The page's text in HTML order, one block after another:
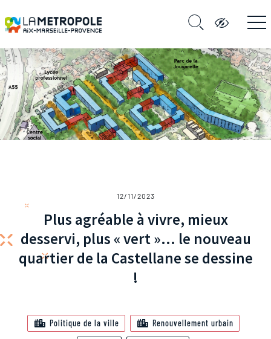
12/11/2023
Plus agréable à vivre, mieux
desservi, plus « vert »… le nouveau
quartier de la Castellane se dessine
!
Politique de la ville Renouvellement urbain